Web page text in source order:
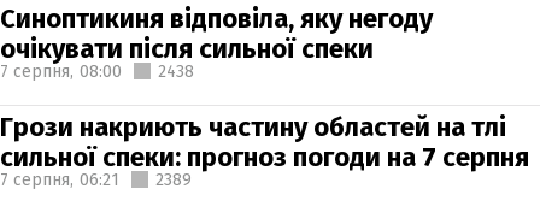
Синоптикиня відповіла, яку негоду
очікувати після сильної спеки
7 серпня, 08:00 2438
Грози накриють частину областей на тлі
сильної спеки: прогноз погоди на 7 серпня
7 серпня, 06:21 2389